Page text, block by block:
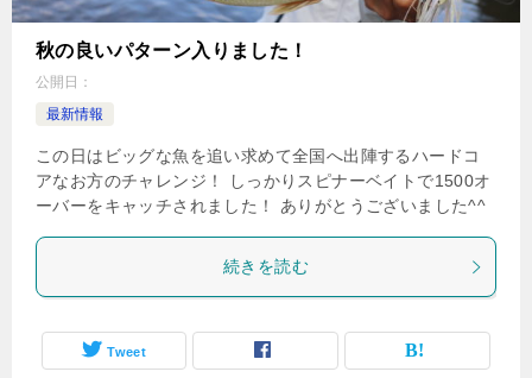
秋の良いパターン入りました！
公開日：
最新情報
この日はビッグな魚を追い求めて全国へ出陣するハードコ
アなお方のチャレンジ！ しっかりスピナーベイトで1500オ
ーバーをキャッチされました！ ありがとうございました^^
続きを読む
Tweet